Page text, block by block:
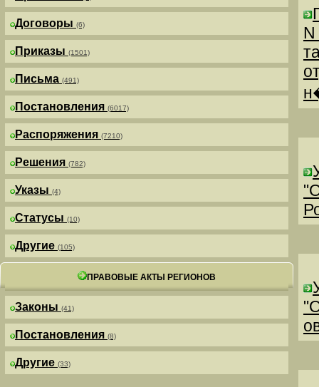
Договоры (6)
Приказы (1501)
Письма (491)
Постановления (6017)
Распоряжения (7210)
Решения (782)
Указы (4)
Статусы (10)
Другие (105)
ПРАВОВЫЕ АКТЫ РЕГИОНОВ
Законы (41)
Постановления (8)
Другие (33)